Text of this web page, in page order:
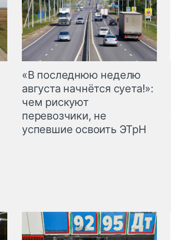
«В последнюю неделю
августа начнётся суета!»:
чем рискуют
перевозчики, не
успевшие освоить ЭТрН